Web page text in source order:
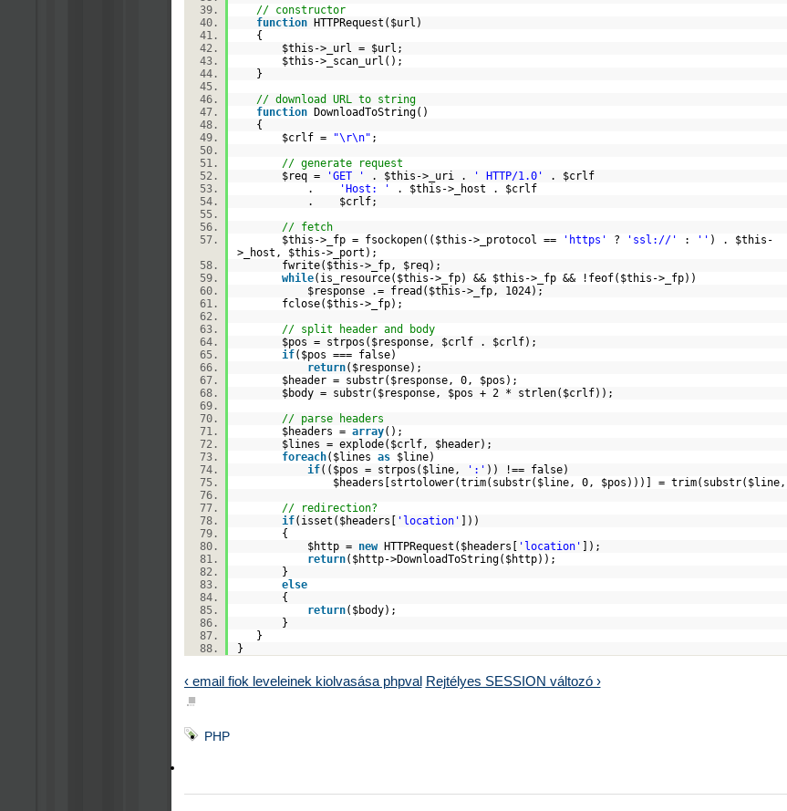
// constructor
functionHTTPRequest( $url )
{
$this ->_url = $url ;
$this ->_scan_url();
}
// download URL to string
functionDownloadToString()
{
$crlf= "\r\n" ;
// generate request
$req= 'GET ' . $this ->_uri . ' HTTP/1.0' .
$crlf
.
'Host: ' . $this ->_host .
$crlf
.
$crlf;
// fetch
$this ->_fp = fsockopen(( $this ->_protocol == 'https' ? 'ssl://' : '' ) . $this -
>_host,
$this ->_port);
fwrite( $this ->_fp, $req);
while( is_resource( $this ->_fp) && $this ->_fp && ! feof( $this ->_fp))
$response.= fread ( $this ->_fp, 1024);
fclose( $this ->_fp);
// split header and body
$pos = strpos ( $response, $crlf. $crlf);
if( $pos === false)
return( $response);
$header= substr( $response, 0, $pos );
$body= substr( $response, $pos + 2 * strlen( $crlf));
// parse headers
$headers = array();
$lines = explode( $crlf, $header);
foreach( $lines as $line)
if(( $pos = strpos ( $line, ':' )) !== false)
$headers
strtolower(trim( substr( $line, 0, $pos )))] = trim( substr( $line,
// redirection?
if(isset( $headers 'location'
]))
{
$http= newHTTPRequest( $headers 'location'
]);
return( $http->DownloadToString( $http));
}
else
{
return( $body);
}
}
}
‹ email fiok leveleinek kiolvasása phpval Rejtélyes SESSION változó ›
■
PHP